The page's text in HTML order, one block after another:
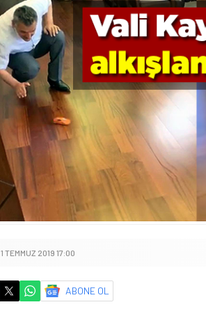
1 TEMMUZ 2019 17:00
ABONE OL